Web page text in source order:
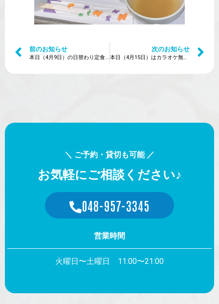
前のお知らせ
本日（4月9日）の日替わり定食は？
次のお知らせ
本日（4月15日）はカラオケ無料DAY
＼ ご予約・貸切も可能 ／
お気軽にご相談ください♪
048-957-3345
営業時間
火曜日〜土曜日 11:00〜21:00